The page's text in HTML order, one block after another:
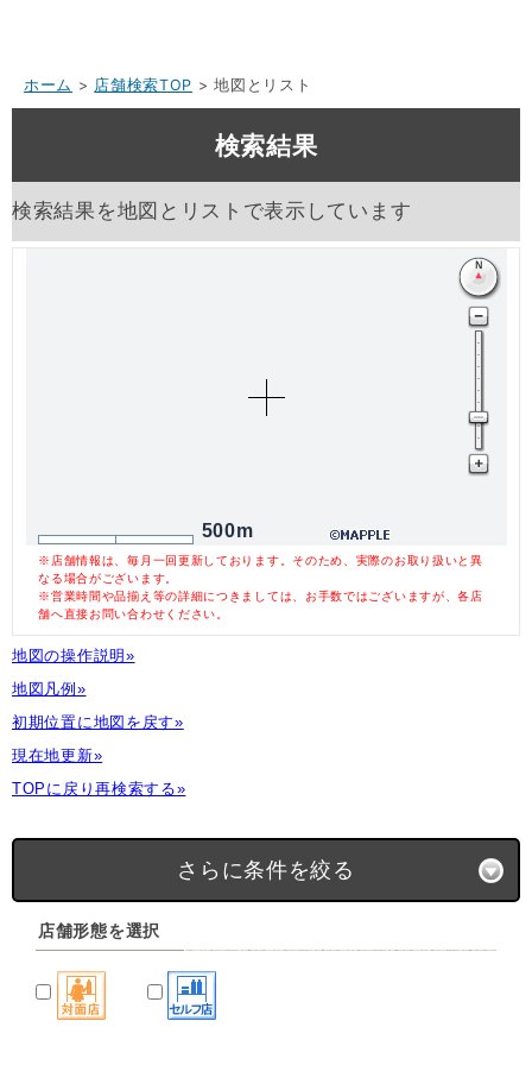
ホーム > 店舗検索TOP > 地図とリスト
検索結果
検索結果を地図とリストで表示しています
500m
※店舗情報は、毎月一回更新しております。そのため、実際のお取り扱いと異
なる場合がございます。
※営業時間や品揃え等の詳細につきましては、お手数ではございますが、各店
舗へ直接お問い合わせください。
地図の操作説明»
地図凡例»
初期位置に地図を戻す»
現在地更新»
TOPに戻り再検索する»
さらに条件を絞る
店舗形態を選択